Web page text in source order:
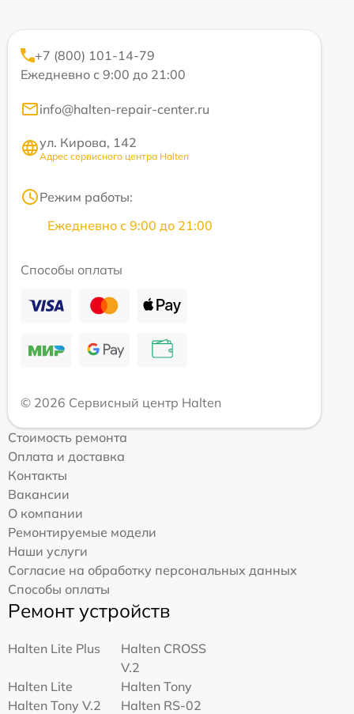
+7 (800) 101-14-79
Ежедневно с 9:00 до 21:00
info@halten-repair-center.ru
ул. Кирова, 142
Адрес сервисного центра Halten
Режим работы:
Ежедневно с 9:00 до 21:00
Способы оплаты
© 2026 Сервисный центр Halten
Стоимость ремонта
Оплата и доставка
Контакты
Вакансии
О компании
Ремонтируемые модели
Наши услуги
Согласие на обработку персональных данных
Способы оплаты
Ремонт устройств
Halten Lite Plus
Halten CROSS
V.2
Halten Lite
Halten Tony
Halten Tony V.2
Halten RS-02